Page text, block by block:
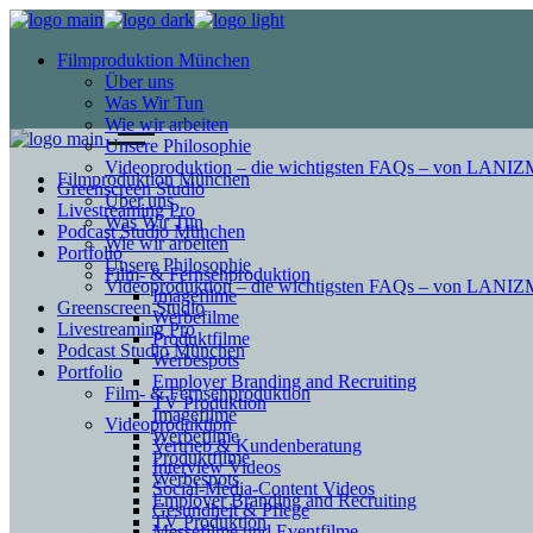
Filmproduktion München
Über uns
Was Wir Tun
Wie wir arbeiten
Unsere Philosophie
Videoproduktion – die wichtigsten FAQs – von
Greenscreen Studio
Livestreaming Pro
Podcast Studio München
Portfolio
Film- & Fernsehproduktion
Imagefilme
Werbefilme
Produktfilme
Werbespots
Employer Branding and Recruiting
TV Produktion
Videoproduktion
Vertrieb & Kundenberatung
Interview Videos
Social-Media-Content Videos
Gesundheit & Pflege
Filmproduktion München
Über uns
Was Wir Tun
Wie wir arbeiten
Unsere Philosophie
Videoproduktion – die wichtigsten FAQs – von
Greenscreen Studio
Livestreaming Pro
Podcast Studio München
Portfolio
Film- & Fernsehproduktion
Imagefilme
Werbefilme
Produktfilme
Werbespots
Employer Branding and Recruiting
TV Produktion